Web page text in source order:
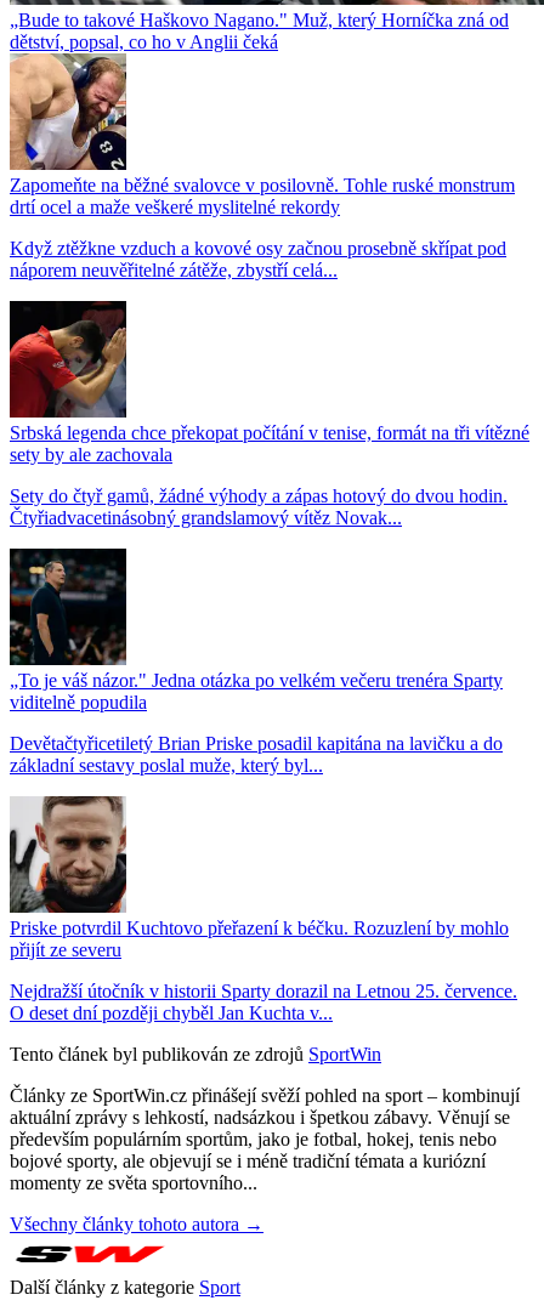
„Bude to takové Haškovo Nagano." Muž, který Horníčka zná od
dětství, popsal, co ho v Anglii čeká
Zapomeňte na běžné svalovce v posilovně. Tohle ruské monstrum
drtí ocel a maže veškeré myslitelné rekordy
Když ztěžkne vzduch a kovové osy začnou prosebně skřípat pod
náporem neuvěřitelné zátěže, zbystří celá...
Srbská legenda chce překopat počítání v tenise, formát na tři vítězné
sety by ale zachovala
Sety do čtyř gamů, žádné výhody a zápas hotový do dvou hodin.
Čtyřiadvacetinásobný grandslamový vítěz Novak...
„To je váš názor." Jedna otázka po velkém večeru trenéra Sparty
viditelně popudila
Devětačtyřicetiletý Brian Priske posadil kapitána na lavičku a do
základní sestavy poslal muže, který byl...
Priske potvrdil Kuchtovo přeřazení k béčku. Rozuzlení by mohlo
přijít ze severu
Nejdražší útočník v historii Sparty dorazil na Letnou 25. července.
O deset dní později chyběl Jan Kuchta v...
Tento článek byl publikován ze zdrojů SportWin
Články ze SportWin.cz přinášejí svěží pohled na sport – kombinují
aktuální zprávy s lehkostí, nadsázkou i špetkou zábavy. Věnují se
především populárním sportům, jako je fotbal, hokej, tenis nebo
bojové sporty, ale objevují se i méně tradiční témata a kuriózní
momenty ze světa sportovního...
Všechny články tohoto autora →
Další články z kategorie Sport